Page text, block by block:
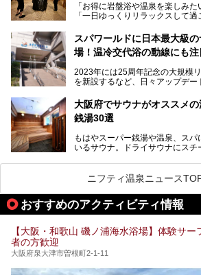
見どころが盛りだくさん。日常の
ろん、休日にゆったり過ごしたい
本記事では、そんなリニューアル
紹介します。これから「鶴見緑地
い。
「お得に岩盤浴や温泉を楽しみた
「一日ゆっくりリラックスして過
利用できる「神州温泉 あるごの
あるごの湯は、大阪府豊中市にあ
チムジルバン（岩盤浴）を中心に
タイムまで満喫できる長時間滞在
る迫力ある熱波パフォーマンスも
のう”体験をしっかり楽しめるの
ケやボウリングといった遊び場
で“遊び+癒し”の一日を過ごすの
処にいたるまで魅力をたっぷり
スパワールドに日本最大級
場！温冷交代浴の動線にも注
2023年には25周年記念の大規模
を新設するなど、日々アップデー
そんなスパワールドが2025年11
室や日本最大級140人収容の大規
アルオープン！浴室である4F・6F
大規模リニューアルの全容を確
オープンイベントに行ってきま
大阪府でサウナがオススメ
銭湯30選
もはやスーパー銭湯や温泉、ス
いるサウナ。ドライサウナにスチ
ペース、ロウリュウなど、心ゆ
が充実した施設も多くみられま
今回はそんなサウナにこだわっ
泉・銭湯・スパを30件紹介したい
ニフティ温泉ニュース
おすすめのアクティビティ情報
【大阪・和歌山 磯ノ浦海水浴場】体験サ
者の方歓迎
大阪府泉大津市曽根町2-1-11